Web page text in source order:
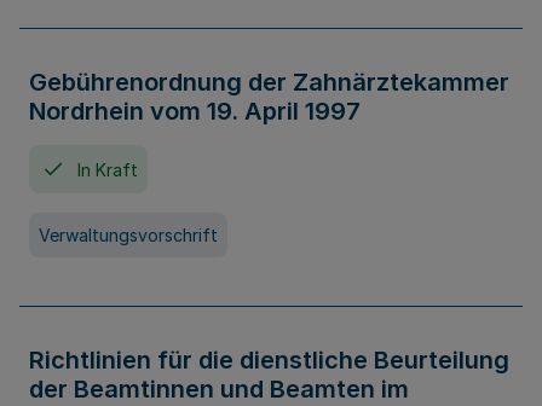
Gebührenordnung der Zahnärztekammer
Nordrhein vom 19. April 1997
In Kraft
Verwaltungsvorschrift
Richtlinien für die dienstliche Beurteilung
der Beamtinnen und Beamten im